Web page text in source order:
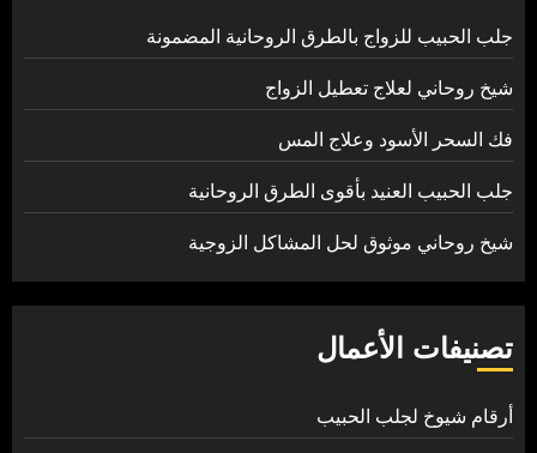
جلب الحبيب للزواج بالطرق الروحانية المضمونة
شيخ روحاني لعلاج تعطيل الزواج
فك السحر الأسود وعلاج المس
جلب الحبيب العنيد بأقوى الطرق الروحانية
شيخ روحاني موثوق لحل المشاكل الزوجية
تصنيفات الأعمال
أرقام شيوخ لجلب الحبيب